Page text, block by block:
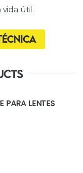
vida útil.
PARA LENTES